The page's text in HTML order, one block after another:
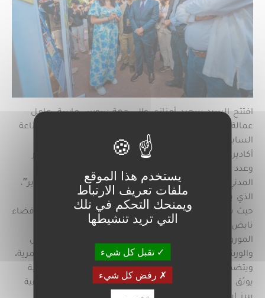
افتتح السيد سعيد أمزازي والي جهة سوس ماسة، عامل
عمالة أكادير إداوتنان يوم الثلاثاء 9 يونيو 2026، على الساعة
السابعة مساء، قرية الكرنفال بحديقة ابن زيدون بمدينة
أكادير، وذلك بحضور نائب رئيس المجلس الجماعي لأكادير
وعدد من رؤساء المصالح والمنتخبين وفعاليات المجتمع
المدني، في إطار برنامج "بيلماون – الكرنفال الدولي لأكادير"،
الذي يعد من أبرز التظاهرات الثقافية والفنية بالجهة.
حيث ستتحول حديقة ابن زيدون، على مدى ثلاثة أيام، إلى فضاء
نابض بالحياة يحتفي بالتراث الأمازيغي ويستعرض غنى
الموروث الثقافي المحلي، من خلال مجموعة من المعارض
والورشات والأنشطة الفنية الموجهة لمختلف الفئات العمرية.
ويتضمن برنامج قرية الكرنفال معرضا للصور الفوتوغرافية
يوثق جوانب من ذاكرة بيلماون، ومعرضا للتعاونيات الحرفية
يبرز إبداعات الصناع التقليديين، إلى جانب ورشات لصناعة
يستخدم هذا الموقع
ملفات تعريف الارتباط
ويمنحك التحكم في تلك
التي تريد تنشيطها
تقبل كل شيء
رفض كل شيء